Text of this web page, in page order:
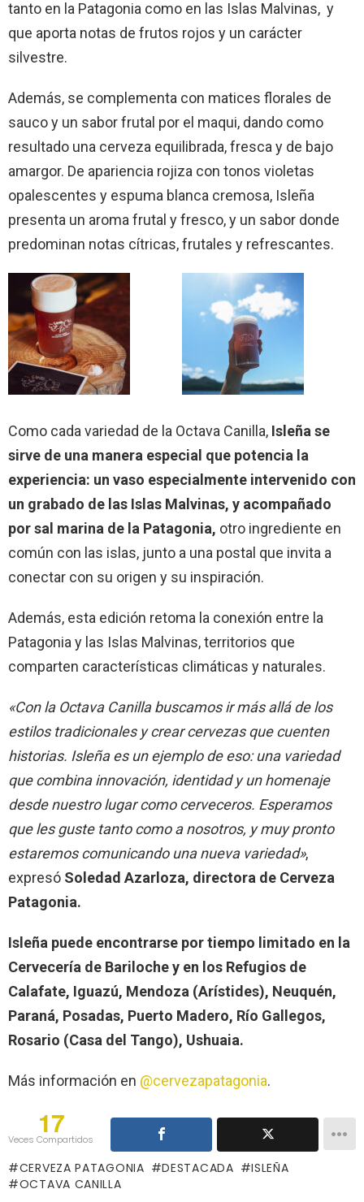
tanto en la Patagonia como en las Islas Malvinas, y
que aporta notas de frutos rojos y un carácter
silvestre.
Además, se complementa con matices florales de
sauco y un sabor frutal por el maqui, dando como
resultado una cerveza equilibrada, fresca y de bajo
amargor. De apariencia rojiza con tonos violetas
opalescentes y espuma blanca cremosa, Isleña
presenta un aroma frutal y fresco, y un sabor donde
predominan notas cítricas, frutales y refrescantes.
Como cada variedad de la Octava Canilla, Isleña se
sirve de una manera especial que potencia la
experiencia: un vaso especialmente intervenido con
un grabado de las Islas Malvinas, y acompañado
por sal marina de la Patagonia, otro ingrediente en
común con las islas, junto a una postal que invita a
conectar con su origen y su inspiración.
Además, esta edición retoma la conexión entre la
Patagonia y las Islas Malvinas, territorios que
comparten características climáticas y naturales.
«Con la Octava Canilla buscamos ir más allá de los
estilos tradicionales y crear cervezas que cuenten
historias. Isleña es un ejemplo de eso: una variedad
que combina innovación, identidad y un homenaje
desde nuestro lugar como cerveceros. Esperamos
que les guste tanto como a nosotros, y muy pronto
estaremos comunicando una nueva variedad»,
expresó Soledad Azarloza, directora de Cerveza
Patagonia.
Isleña puede encontrarse por tiempo limitado en la
Cervecería de Bariloche y en los Refugios de
Calafate, Iguazú, Mendoza (Arístides), Neuquén,
Paraná, Posadas, Puerto Madero, Río Gallegos,
Rosario (Casa del Tango), Ushuaia.
Más información en @cervezapatagonia.
17
Veces Compartidos
CERVEZA PATAGONIA DESTACADA
ISLEÑA
OCTAVA CANILLA